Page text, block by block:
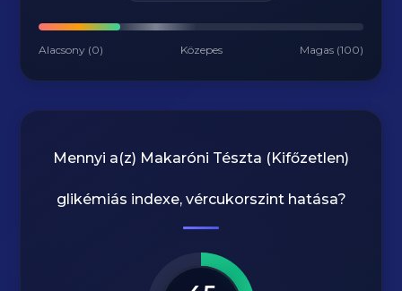
Alacsony (0) Közepes Magas (100)
Mennyi a(z) Makaróni Tészta (Kifőzetlen)
glikémiás indexe, vércukorszint hatása?